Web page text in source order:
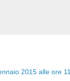
2015 alle ore